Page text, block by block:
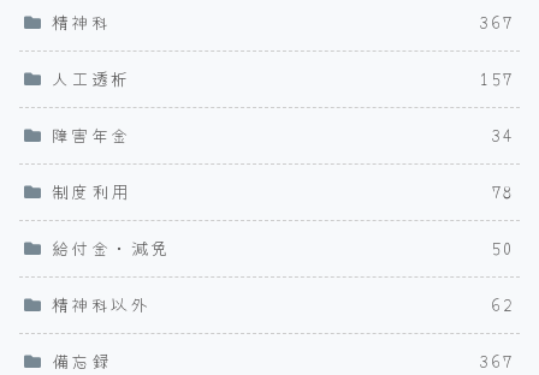
精神科 367
人工透析 157
障害年金 34
制度利用 78
給付金・減免 50
精神科以外 62
備忘録 367